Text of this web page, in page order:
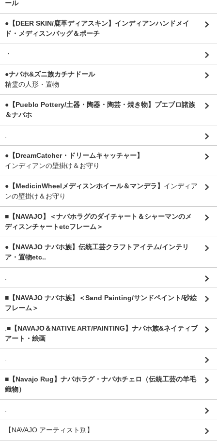
ール
●【DEER SKIN/鹿革ディアスキン】インディアンハンドメイ
ド・メディスンバッグ＆ポーチ
・
●ナバホ&ズニ族カチナドール
精霊の人形・置物
●【Pueblo Pottery/土器・陶器・陶芸・焼き物】プエブロ諸族
＆ナバホ
.
●【DreamCatcher・ドリームキャッチャー】
インディアンの壁掛け＆お守り
●【MedicinWheelメディスンホイール＆マンデラ】 インディア
ンの壁掛け＆お守り
■【NAVAJO】＜ナバホラグのダイチャート＆シャーマンのメ
ディスンチャートetcフレーム＞
●【NAVAJO ナバホ族】伝統工芸クラフトアイテム/インテリ
ア・置物etc..
.
■【NAVAJO ナバホ族】＜Sand Painting/サンドペイント/砂絵
フレーム＞
.■【NAVAJO＆NATIVE ART/PAINTING】ナバホ族&ネイティブ
アート・絵画
.
■【Navajo Rug】ナバホラグ・ナバホチェロ（伝統工芸の羊毛
織物）
.
【NAVAJO アーティスト別】